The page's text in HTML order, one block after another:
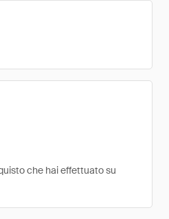
che hai effettuato su